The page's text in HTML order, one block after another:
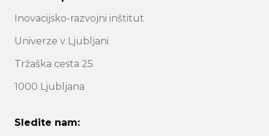
Inovacijsko-razvojni inštitut
Univerze v Ljubljani
Tržaška cesta 25
1000 Ljubljana
Sledite nam: